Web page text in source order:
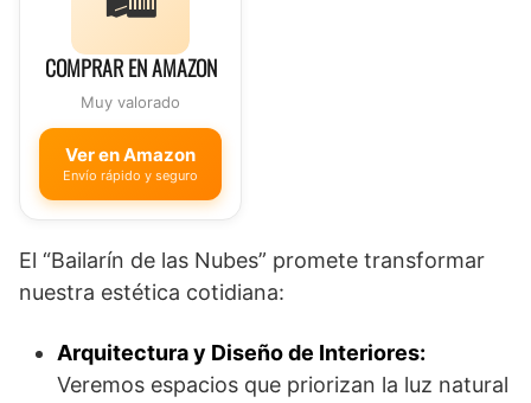
COMPRAR EN AMAZON
Muy valorado
Ver en Amazon
Envío rápido y seguro
El “Bailarín de las Nubes” promete transformar
nuestra estética cotidiana:
Arquitectura y Diseño de Interiores:
Veremos espacios que priorizan la luz natural